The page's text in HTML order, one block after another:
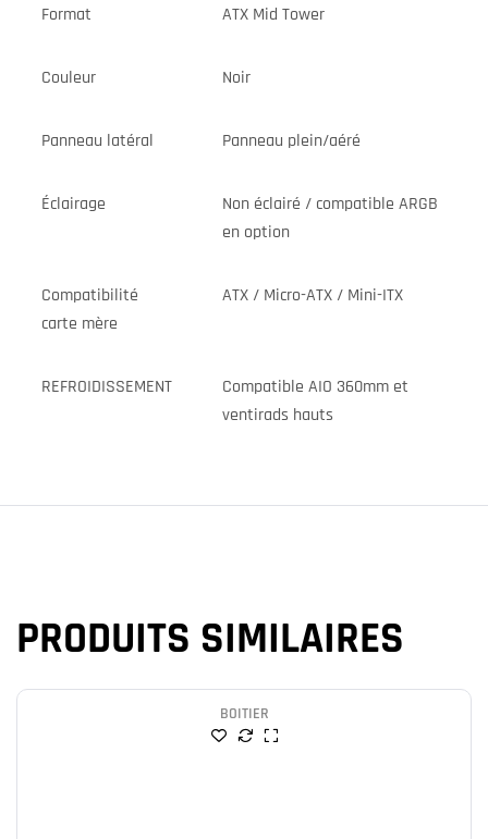
Format ATX Mid Tower
Couleur Noir
Panneau latéral Panneau plein/aéré
Éclairage
Non éclairé / compatible ARGB
en option
Compatibilité
carte mère
ATX / Micro-ATX / Mini-ITX
REFROIDISSEMENT
Compatible AIO 360mm et
ventirads hauts
PRODUITS SIMILAIRES
BOITIER